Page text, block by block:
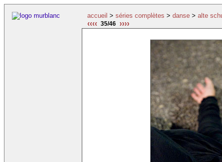
accueil > séries complètes > danse > alte
‹‹‹‹ 35/46 ››››